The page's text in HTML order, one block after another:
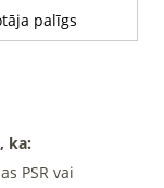
palīgs
ka:
PSR vai